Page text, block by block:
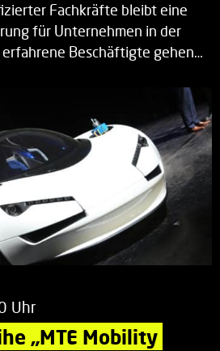
Fachkräfte bleibt eine
für Unternehmen in der
erfahrene Beschäftigte gehen…
Uhr
„MTE Mobility